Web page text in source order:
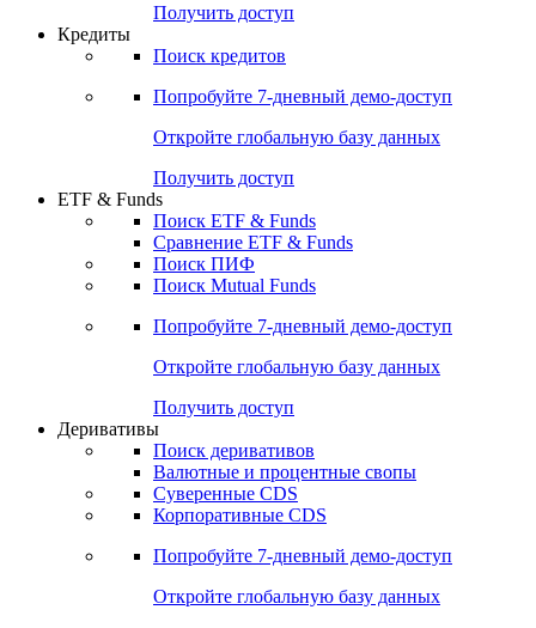
Получить доступ
Кредиты
Поиск кредитов
Попробуйте 7-дневный демо-доступ
Откройте глобальную базу данных
Получить доступ
ETF & Funds
Поиск ETF & Funds
Сравнение ETF & Funds
Поиск ПИФ
Поиск Mutual Funds
Попробуйте 7-дневный демо-доступ
Откройте глобальную базу данных
Получить доступ
Деривативы
Поиск деривативов
Валютные и процентные свопы
Суверенные CDS
Корпоративные CDS
Попробуйте 7-дневный демо-доступ
Откройте глобальную базу данных